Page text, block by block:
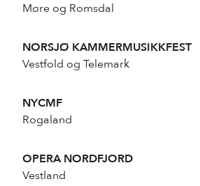
Møre og Romsdal
NORSJØ KAMMERMUSIKKFEST
Vestfold og Telemark
NYCMF
Rogaland
OPERA NORDFJORD
Vestland